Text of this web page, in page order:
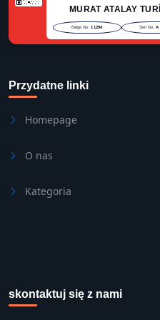
MURAT ATALAY
Belge No: 11294 Seri No: A
Przydatne linki
Homepage
O nas
Kategoria
skontaktuj się z nami